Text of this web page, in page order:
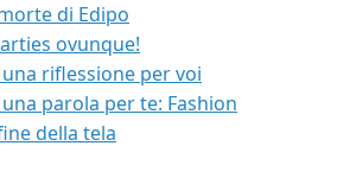
di Edipo
ovunque!
riflessione per voi
parola per te: Fashion
della tela